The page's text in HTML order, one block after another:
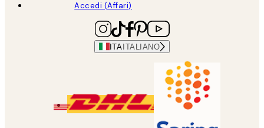
Accedi (Affari)
ITA ITALIANO